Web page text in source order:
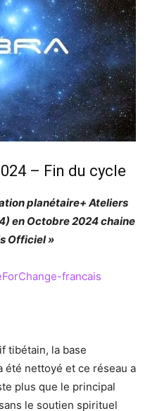
– Fin du cycle
planétaire+ Ateliers
en Octobre 2024 chaine
Officiel »
francais
tibétain, la base
été nettoyé et ce réseau a
plus que le principal
le soutien spirituel